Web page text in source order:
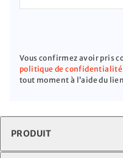
Vous confirmez avoir pris
politique de
tout moment à l’aide du
PRODUIT